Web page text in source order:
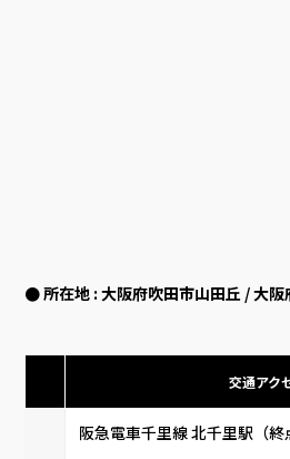
● 所在地 : 大阪府吹田市山田丘 / 大
交通アク
阪急電車千里線 北千里駅（